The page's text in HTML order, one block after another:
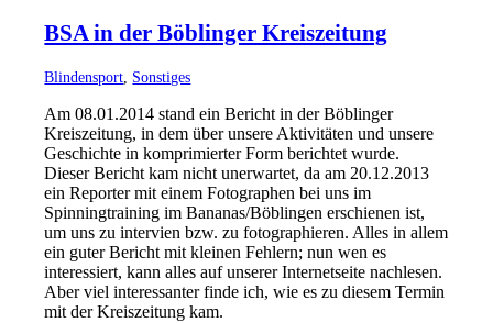
BSA in der Böblinger Kreiszeitung
Blindensport, Sonstiges
Am 08.01.2014 stand ein Bericht in der Böblinger
Kreiszeitung, in dem über unsere Aktivitäten und unsere
Geschichte in komprimierter Form berichtet wurde.
Dieser Bericht kam nicht unerwartet, da am 20.12.2013
ein Reporter mit einem Fotographen bei uns im
Spinningtraining im Bananas/Böblingen erschienen ist,
um uns zu intervien bzw. zu fotographieren. Alles in allem
ein guter Bericht mit kleinen Fehlern; nun wen es
interessiert, kann alles auf unserer Internetseite nachlesen.
Aber viel interessanter finde ich, wie es zu diesem Termin
mit der Kreiszeitung kam.